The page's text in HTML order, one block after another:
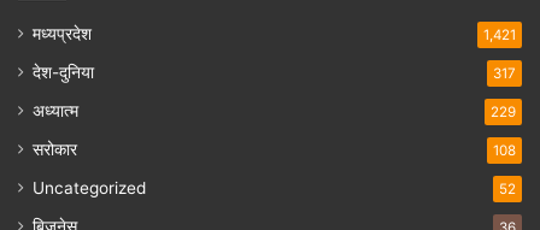
मध्यप्रदेश 1,421
देश-दुनिया 317
अध्यात्म 229
सरोकार 108
Uncategorized 52